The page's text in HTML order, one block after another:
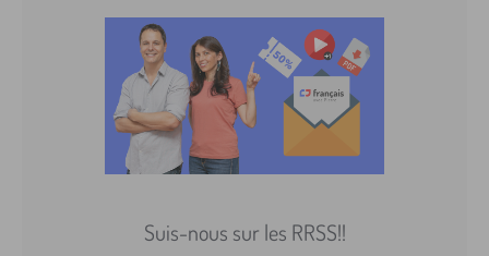
Suis-nous sur les RRSS!!